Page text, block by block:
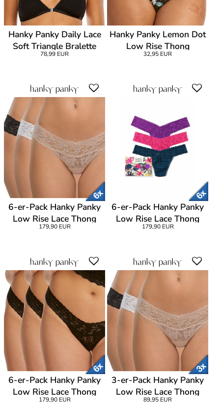
Hanky Panky Daily Lace
Soft Triangle Bralette
78,99 EUR
Hanky Panky Lemon Dot
Low Rise Thong
32,95 EUR
6-er-Pack Hanky Panky
Low Rise Lace Thong
179,90 EUR
6-er-Pack Hanky Panky
Low Rise Lace Thong
179,90 EUR
6-er-Pack Hanky Panky
Low Rise Lace Thong
179,90 EUR
3-er-Pack Hanky Panky
Low Rise Lace Thong
89,95 EUR